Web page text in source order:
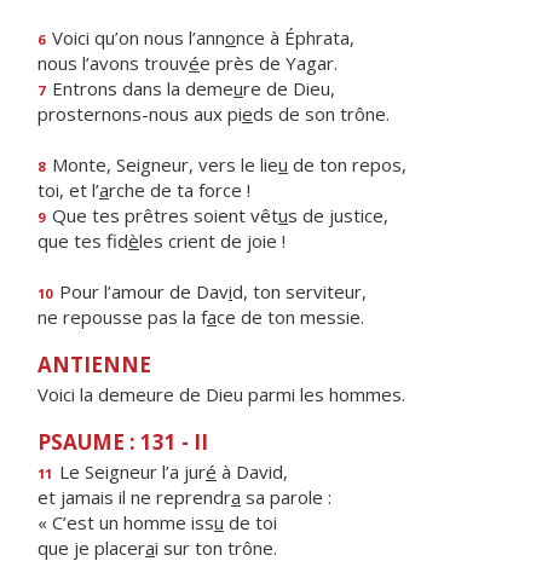
6 Voici qu’on nous l’annonce à Éphrata,
nous l’avons trouvée près de Yagar.
7 Entrons dans la demeure de Dieu,
prosternons-nous aux pieds de son trône.
8 Monte, Seigneur, vers le lieu de ton repos,
toi, et l’arche de ta force !
9 Que tes prêtres soient vêtus de justice,
que tes fidèles crient de joie !
10 Pour l’amour de David, ton serviteur,
ne repousse pas la face de ton messie.
ANTIENNE
Voici la demeure de Dieu parmi les hommes.
PSAUME : 131 - II
11 Le Seigneur l’a juré à David,
et jamais il ne reprendra sa parole :
« C’est un homme issu de toi
que je placerai sur ton trône.